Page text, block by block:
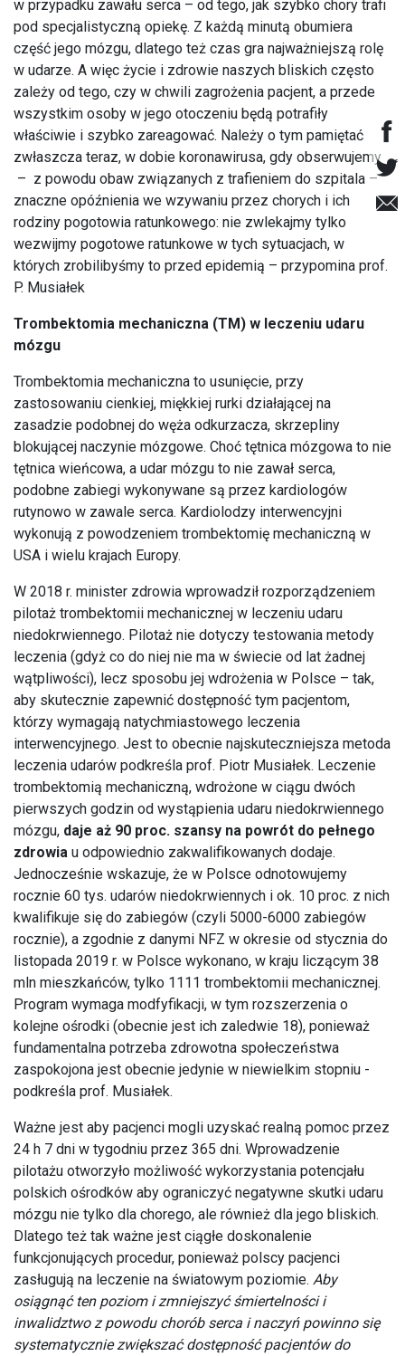
w przypadku zawału serca – od tego, jak szybko chory trafi
pod specjalistyczną opiekę. Z każdą minutą obumiera
część jego mózgu, dlatego też czas gra najważniejszą rolę
w udarze. A więc życie i zdrowie naszych bliskich często
zależy od tego, czy w chwili zagrożenia pacjent, a przede
wszystkim osoby w jego otoczeniu będą potrafiły
właściwie i szybko zareagować. Należy o tym pamiętać
zwłaszcza teraz, w dobie koronawirusa, gdy obserwujemy
– z powodu obaw związanych z trafieniem do szpitala ­–
znaczne opóźnienia we wzywaniu przez chorych i ich
rodziny pogotowia ratunkowego: nie zwlekajmy tylko
wezwijmy pogotowe ratunkowe w tych sytuacjach, w
których zrobilibyśmy to przed epidemią – przypomina prof.
P. Musiałek
Trombektomia mechaniczna (TM) w leczeniu udaru
mózgu
Trombektomia mechaniczna to usunięcie, przy
zastosowaniu cienkiej, miękkiej rurki działającej na
zasadzie podobnej do węża odkurzacza, skrzepliny
blokującej naczynie mózgowe. Choć tętnica mózgowa to nie
tętnica wieńcowa, a udar mózgu to nie zawał serca,
podobne zabiegi wykonywane są przez kardiologów
rutynowo w zawale serca. Kardiolodzy interwencyjni
wykonują z powodzeniem trombektomię mechaniczną w
USA i wielu krajach Europy.
W 2018 r. minister zdrowia wprowadził rozporządzeniem
pilotaż trombektomii mechanicznej w leczeniu udaru
niedokrwiennego. Pilotaż nie dotyczy testowania metody
leczenia (gdyż co do niej nie ma w świecie od lat żadnej
wątpliwości), lecz sposobu jej wdrożenia w Polsce – tak,
aby skutecznie zapewnić dostępność tym pacjentom,
którzy wymagają natychmiastowego leczenia
interwencyjnego. Jest to obecnie najskuteczniejsza metoda
leczenia udarów podkreśla prof. Piotr Musiałek. Leczenie
trombektomią mechaniczną, wdrożone w ciągu dwóch
pierwszych godzin od wystąpienia udaru niedokrwiennego
mózgu, daje aż 90 proc. szansy na powrót do pełnego
zdrowia u odpowiednio zakwalifikowanych dodaje.
Jednocześnie wskazuje, że w Polsce odnotowujemy
rocznie 60 tys. udarów niedokrwiennych i ok. 10 proc. z nich
kwalifikuje się do zabiegów (czyli 5000-6000 zabiegów
rocznie), a zgodnie z danymi NFZ w okresie od stycznia do
listopada 2019 r. w Polsce wykonano, w kraju liczącym 38
mln mieszkańców, tylko 1111 trombektomii mechanicznej.
Program wymaga modfyfikacji, w tym rozszerzenia o
kolejne ośrodki (obecnie jest ich zaledwie 18), ponieważ
fundamentalna potrzeba zdrowotna społeczeństwa
zaspokojona jest obecnie jedynie w niewielkim stopniu -
podkreśla prof. Musiałek.
Ważne jest aby pacjenci mogli uzyskać realną pomoc przez
24 h 7 dni w tygodniu przez 365 dni. Wprowadzenie
pilotażu otworzyło możliwość wykorzystania potencjału
polskich ośrodków aby ograniczyć negatywne skutki udaru
mózgu nie tylko dla chorego, ale również dla jego bliskich.
Dlatego też tak ważne jest ciągłe doskonalenie
funkcjonujących procedur, ponieważ polscy pacjenci
zasługują na leczenie na światowym poziomie. Aby
osiągnąć ten poziom i zmniejszyć śmiertelności i
inwalidztwo z powodu chorób serca i naczyń powinno się
systematycznie zwiększać dostępność pacjentów do